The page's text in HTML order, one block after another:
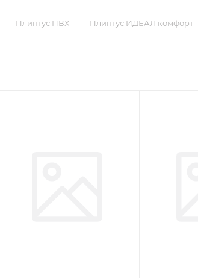
— Плинтус ПВХ — Плинтус ИДЕАЛ комфорт